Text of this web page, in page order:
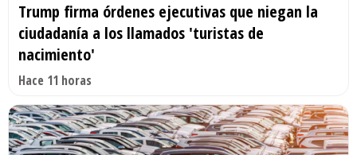
Trump firma órdenes ejecutivas que niegan la
ciudadanía a los llamados 'turistas de
nacimiento'
Hace 11 horas